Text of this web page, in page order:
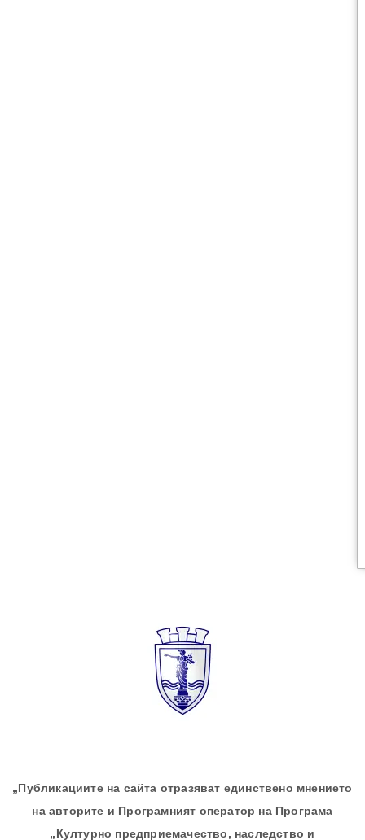
„Публикациите на сайта отразяват единствено мнението
на авторите и Програмният оператор на Програма
„Културно предприемачество, наследство и